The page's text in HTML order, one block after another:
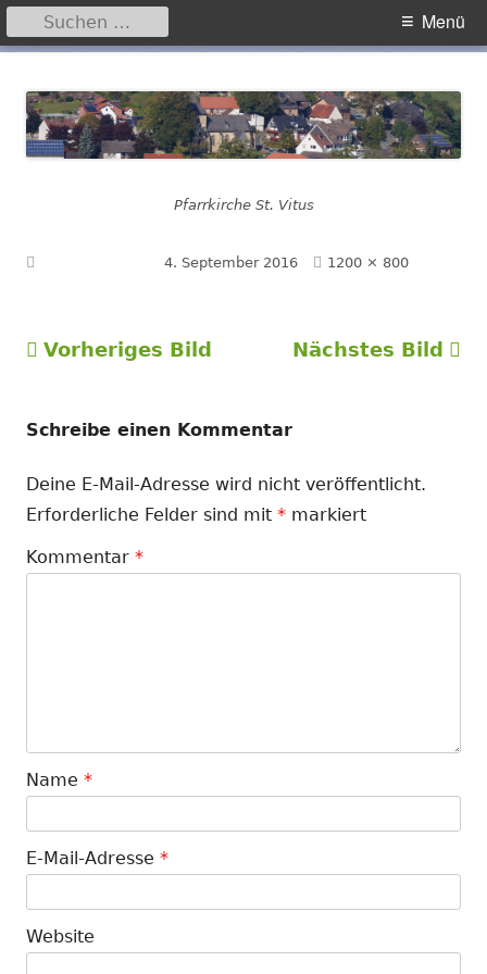
zum
Inhalt
Primäres
Menü
Suchen
nach:
Pfarrkirche St. Vitus
Veröffentlicht am4. September 2016 Volle
1200 × 800
Vorheriges Bild Nächstes Bild
Schreibe einen Kommentar
Deine E-Mail-Adresse wird nicht veröffentlicht.
Erforderliche Felder sind mit * markiert
Kommentar *
Name *
E-Mail-Adresse *
Website